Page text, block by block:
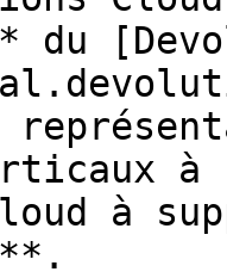
du
à